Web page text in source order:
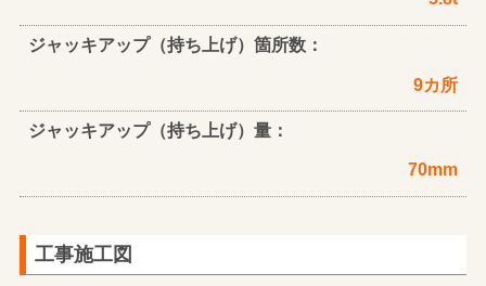
ジャッキアップ（持ち上げ）箇所数：
9カ所
ジャッキアップ（持ち上げ）量：
70mm
工事施工図